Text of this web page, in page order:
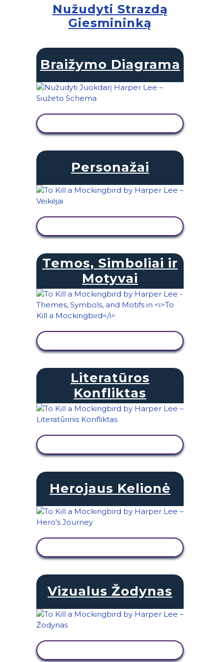
Nužudyti Strazdą
Giesmininką
Braižymo Diagrama
Personažai
Temos, Simboliai ir
Motyvai
Literatūros
Konfliktas
Herojaus Kelionė
Vizualus Žodynas